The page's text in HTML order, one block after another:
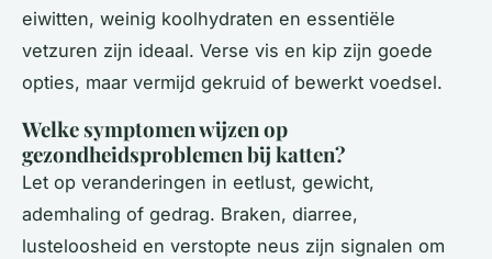
eiwitten, weinig koolhydraten en essentiële
vetzuren zijn ideaal. Verse vis en kip zijn goede
opties, maar vermijd gekruid of bewerkt voedsel.
Welke symptomen wijzen op
gezondheidsproblemen bij katten?
Let op veranderingen in eetlust, gewicht,
ademhaling of gedrag. Braken, diarree,
lusteloosheid en verstopte neus zijn signalen om